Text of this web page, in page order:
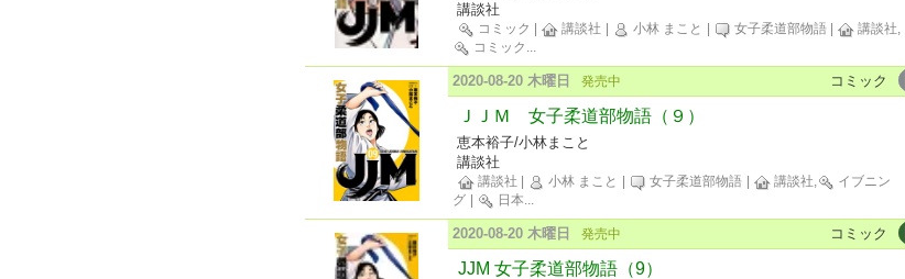
講談社
コミック 講談社 小林 まこと 女子柔道部物語
講談社,
コミック ...
コミック
2020-08-20 木曜日 発売中
ＪＪＭ 女子柔道部物語（９）
恵本裕子/小林まこと
講談社
講談社 小林 まこと 女子柔道部物語 講談社,
イブニン
グ
日本...
コミック
2020-08-20 木曜日 発売中
JJM 女子柔道部物語（9）